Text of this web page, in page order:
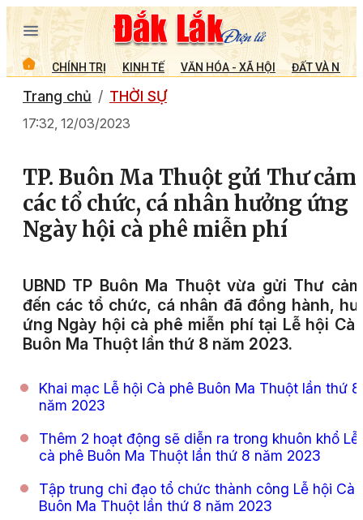
CHÍNH TRỊ KINH TẾ VĂN HÓA - XÃ HỘI ĐẤT VÀ
Trang chủ THỜI SỰ
17:32, 12/03/2023
TP. Buôn Ma Thuột gửi Thư cảm
các tổ chức, cá nhân hưởng ứng
Ngày hội cà phê miễn phí
UBND TP Buôn Ma Thuột vừa gửi Thư
đến các tổ chức, cá nhân đã đồng hành,
ứng Ngày hội cà phê miễn phí tại Lễ hội Cà
Buôn Ma Thuột lần thứ 8 năm 2023.
Khai mạc Lễ hội Cà phê Buôn Ma Thuột lần thứ 8
năm 2023
Thêm 2 hoạt động sẽ diễn ra trong khuôn khổ Lễ
cà phê Buôn Ma Thuột lần thứ 8 năm 2023
Tập trung chỉ đạo tổ chức thành công Lễ hội Cà
Buôn Ma Thuột lần thứ 8 năm 2023